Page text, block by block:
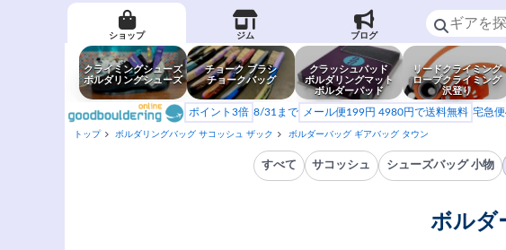
ショップ ジム ブログ
クライミングシューズ
ボルダリングシューズ
チョーク ブラシ
チョークバッグ
クラッシュパッド
ボルダリングマット
ボルダーパッド
リードクライミング
ロープクライミング
沢登り
ポイント3倍 8/31まで メール便199円 4980円で送料無料 宅急
トップ ボルダリングバッグ サコッシュ ザック ボルダーバッグ ギアバッグ タウン
すべて サコッシュ シューズバッグ 小物
ボルダ